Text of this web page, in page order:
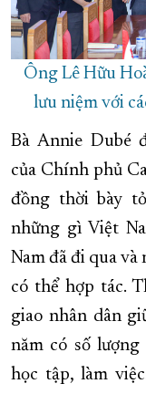
Ông Lê Hữu
lưu niệm với
Bà Annie Dubé
của Chính phủ
đồng thời bày
những gì Việt
Nam đã đi qua và
có thể hợp tác.
giao nhân dân
năm có số
học tập, làm